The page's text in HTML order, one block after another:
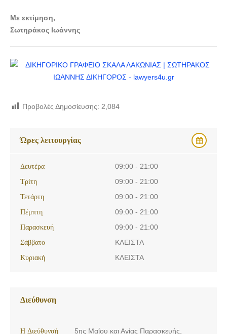
Με εκτίμηση,
Σωτηράκος Ιωάννης
Προβολές Δημοσίευσης: 2,084
Ώρες λειτουργίας
Δευτέρα
09:00 - 21:00
Τρίτη
09:00 - 21:00
Τετάρτη
09:00 - 21:00
Πέμπτη
09:00 - 21:00
Παρασκευή
09:00 - 21:00
Σάββατο
ΚΛΕΙΣΤΑ
Κυριακή
ΚΛΕΙΣΤΑ
Διεύθυνση
Η Διεύθυνσή 5ης Μαΐου και Αγίας Παρασκευής,